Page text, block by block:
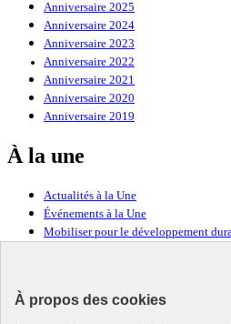
À propos des cookies
Anniversaire 2025
Anniversaire 2024
Anniversaire 2023
Anniversaire 2022
Anniversaire 2021
Anniversaire 2020
Anniversaire 2019
À la une
Actualités à la Une
Événements à la Une
Mobiliser pour le développement
Ressources